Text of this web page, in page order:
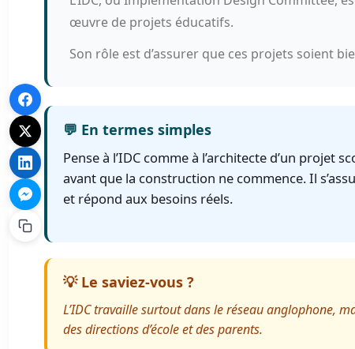
œuvre de projets éducatifs.
Son rôle est d’assurer que ces projets soient
💬 En termes simples
Pense à l’IDC comme à l’architecte d’un projet
avant que la construction ne commence. Il
et répond aux besoins réels.
💡 Le saviez-vous ?
L’IDC travaille surtout dans le réseau anglophone,
des directions d’école et des parents.